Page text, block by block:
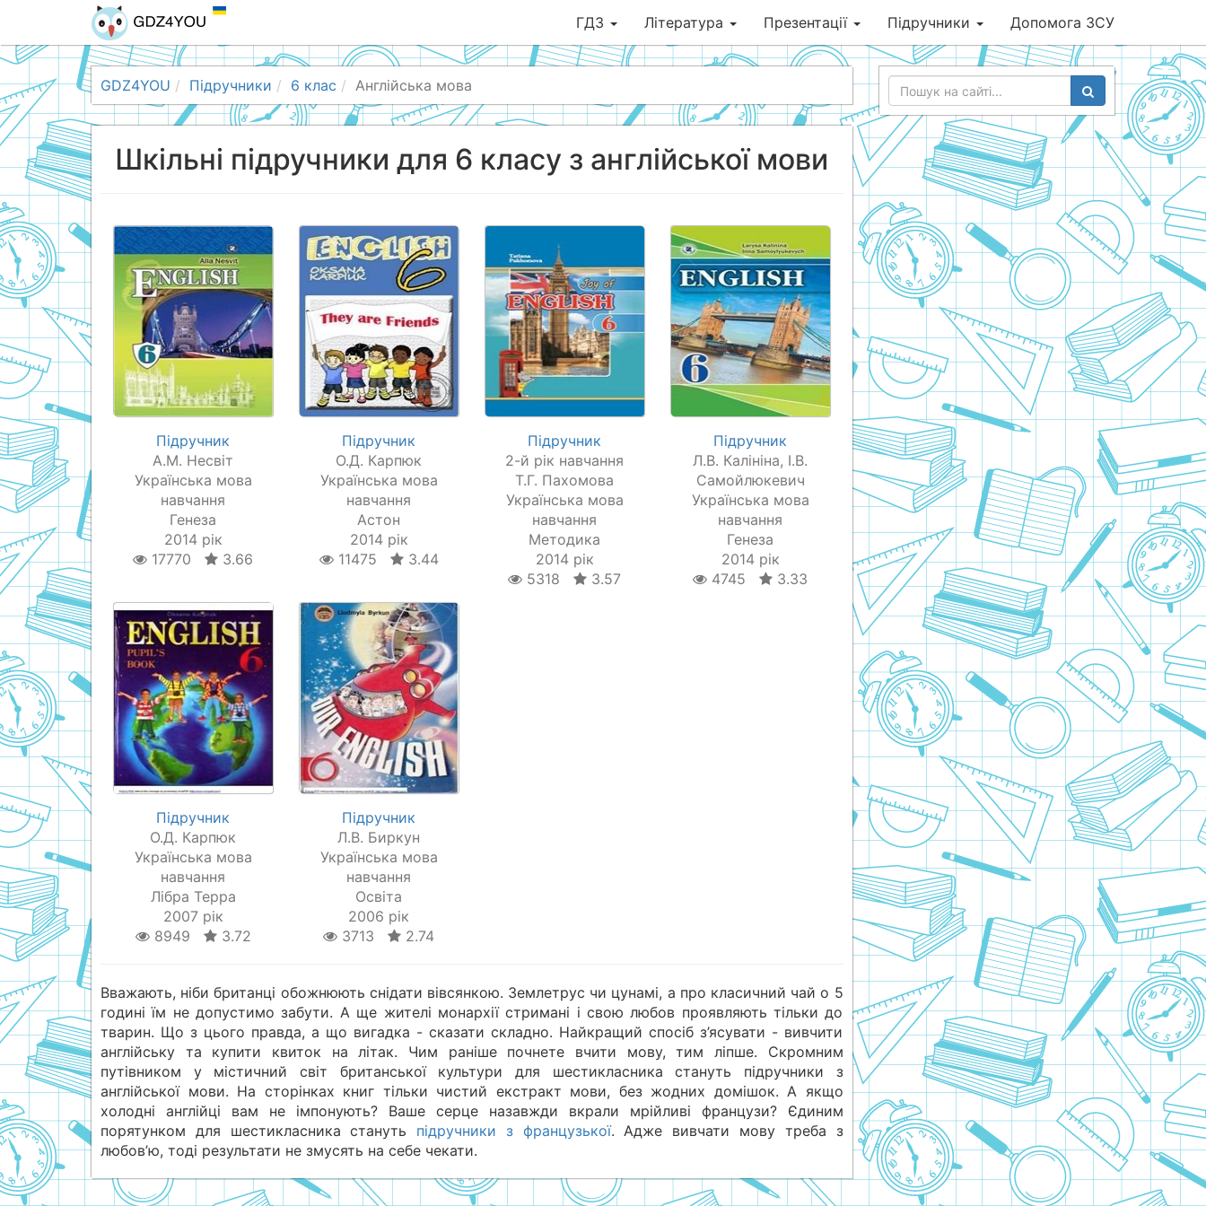
ГДЗ Література Презентації Підручники Допомога ЗСУ
GDZ4YOU Підручники 6 клас Англійська мова
Шкільні підручники для 6 класу з англійської мови
Підручник
А.М. Несвіт
Українська мова
навчання
Генеза
2014 рік
17770
3.66
Підручник
О.Д. Карпюк
Українська мова
навчання
Астон
2014 рік
11475
3.44
Підручник
2-й рік навчання
Т.Г. Пахомова
Українська мова
навчання
Методика
2014 рік
5318
3.57
Підручник
Л.В. Калініна, І.В.
Самойлюкевич
Українська мова
навчання
Генеза
2014 рік
4745
3.33
Підручник
О.Д. Карпюк
Українська мова
навчання
Лібра Терра
2007 рік
8949
3.72
Підручник
Л.В. Биркун
Українська мова
навчання
Освіта
2006 рік
3713
2.74
Вважають, ніби британці обожнюють снідати вівсянкою. Землетрус чи цунамі, а про класичний чай о 5
годині їм не допустимо забути. А ще жителі монархії стримані і свою любов проявляють тільки до
тварин. Що з цього правда, а що вигадка - сказати складно. Найкращий спосіб з’ясувати - вивчити
англійську та купити квиток на літак. Чим раніше почнете вчити мову, тим ліпше. Скромним
путівником у містичний світ британської культури для шестикласника стануть підручники з
англійської мови. На сторінках книг тільки чистий екстракт мови, без жодних домішок. А якщо
холодні англійці вам не імпонують? Ваше серце назавжди вкрали мрійливі французи? Єдиним
порятунком для шестикласника стануть підручники з французької. Адже вивчати мову треба з
любов’ю, тоді результати не змусять на себе чекати.